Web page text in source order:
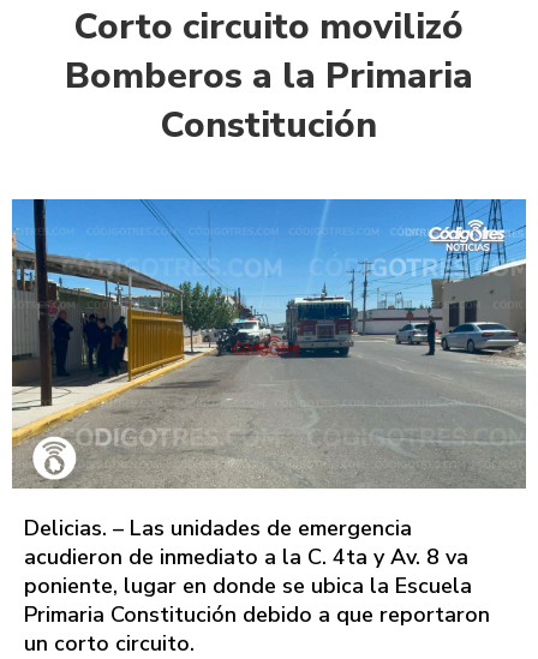
Corto circuito movilizó
Bomberos a la Primaria
Constitución
Delicias. – Las unidades de emergencia
acudieron de inmediato a la C. 4ta y Av. 8 va
poniente, lugar en donde se ubica la Escuela
Primaria Constitución debido a que reportaron
un corto circuito.